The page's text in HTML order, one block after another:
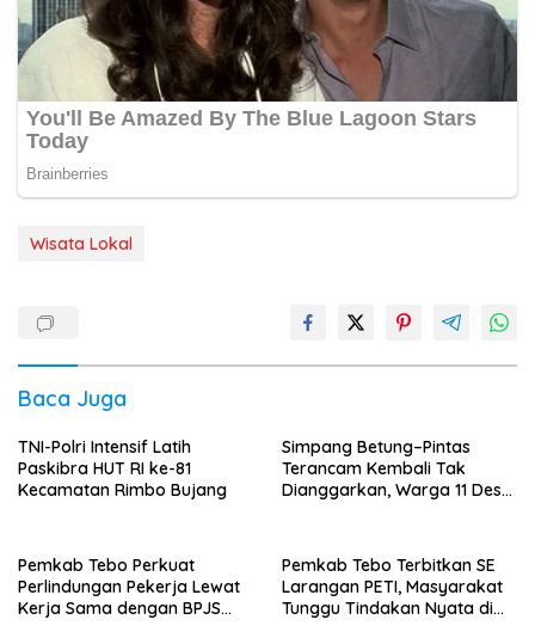
Wisata Lokal
Baca Juga
TNI-Polri Intensif Latih
Paskibra HUT RI ke-81
Kecamatan Rimbo Bujang
Simpang Betung–Pintas
Terancam Kembali Tak
Dianggarkan, Warga 11 Desa
Pemkab Tebo Perkuat
Perlindungan Pekerja Lewat
Kerja Sama dengan BPJS
Pemkab Tebo Terbitkan SE
Larangan PETI, Masyarakat
Tunggu Tindakan Nyata di